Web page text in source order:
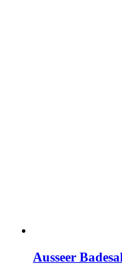
Ausseer